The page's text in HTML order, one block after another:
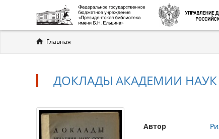
Вы
здесь
Главная
ДОКЛАДЫ АКАДЕМИИ НАУК
Автор